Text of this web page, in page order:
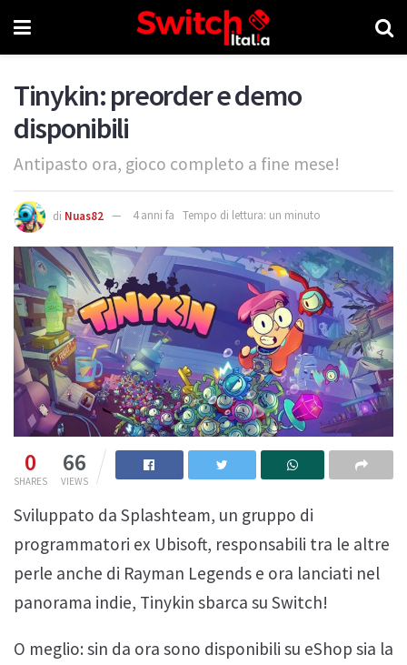
Tinykin: preorder e demo
disponibili
Antipasto ora, gioco completo a fine mese!
di Nuas82 4 anni fa Tempo di lettura: un minuto
0
SHARES
66
VIEWS
Sviluppato da Splashteam, un gruppo di
programmatori ex Ubisoft, responsabili tra le altre
perle anche di Rayman Legends e ora lanciati nel
panorama indie, Tinykin sbarca su Switch!
O meglio: sin da ora sono disponibili su eShop sia la